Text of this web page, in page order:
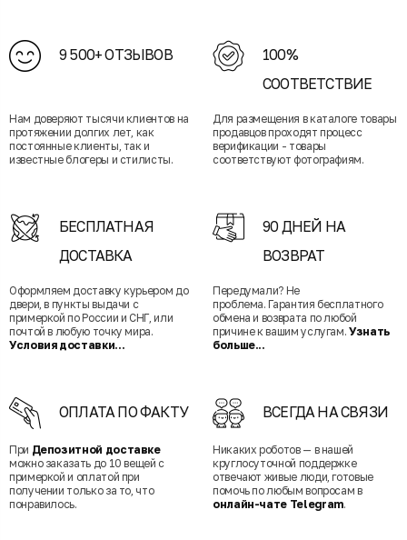
9 500+ ОТЗЫВОВ
Нам доверяют тысячи клиентов на
протяжении долгих лет, как
постоянные клиенты, так и
известные блогеры и стилисты.
100%
СООТВЕТСТВИЕ
Для размещения в каталоге товары
продавцов проходят процесс
верификации - товары
соответствуют фотографиям.
БЕСПЛАТНАЯ
ДОСТАВКА
Оформляем доставку курьером до
двери, в пункты выдачи с
примеркой по России и СНГ, или
почтой в любую точку мира.
Условия доставки...
90 ДНЕЙ НА
ВОЗВРАТ
Передумали? Не
проблема. Гарантия бесплатного
обмена и возврата по любой
причине к вашим услугам. Узнать
больше...
ОПЛАТА ПО ФАКТУ
При Депозитной доставке
можно заказать до 10 вещей с
примеркой и оплатой при
получении только за то, что
понравилось.
ВСЕГДА НА СВЯЗИ
Никаких роботов — в нашей
круглосуточной поддержке
отвечают живые люди, готовые
помочь по любым вопросам в
онлайн-чате Telegram.